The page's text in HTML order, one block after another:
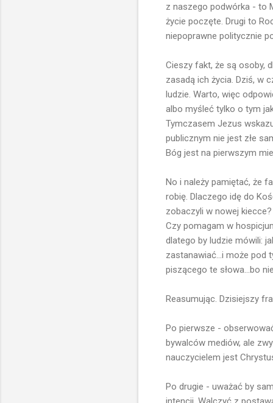
z naszego podwórka - to
życie poczęte. Drugi to
niepoprawne politycznie
Cieszy fakt, że są osoby,
zasadą ich życia. Dziś, w
ludzie. Warto, więc
albo myśleć tylko o tym
Tymczasem Jezus
publicznym nie jest złe
Bóg jest na pierwszym
No i należy pamiętać, że
robię. Dlaczego idę do
zobaczyli w nowej
Czy pomagam w
dlatego by ludzie mówili:
zastanawiać...i może pod
piszącego te słowa...bo
Reasumując. Dzisiejszy
Po pierwsze -
bywalców mediów, ale
nauczycielem jest
Po drugie - uważać by